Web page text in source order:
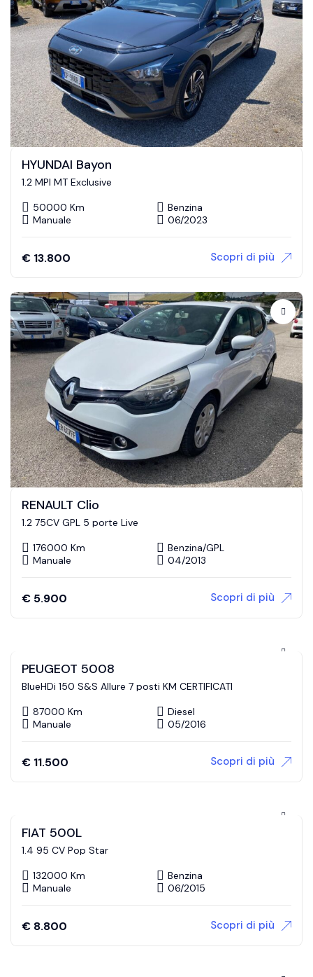
HYUNDAI Bayon
1.2 MPI MT Exclusive
50000 Km
Benzina
Manuale
06/2023
€ 13.800 Scopri di più
RENAULT Clio
1.2 75CV GPL 5 porte Live
176000 Km
Benzina/GPL
Manuale
04/2013
€ 5.900 Scopri di più
PEUGEOT 5008
BlueHDi 150 S&S Allure 7 posti KM CERTIFICATI
87000 Km
Diesel
Manuale
05/2016
€ 11.500 Scopri di più
FIAT 500L
1.4 95 CV Pop Star
132000 Km
Benzina
Manuale
06/2015
€ 8.800 Scopri di più